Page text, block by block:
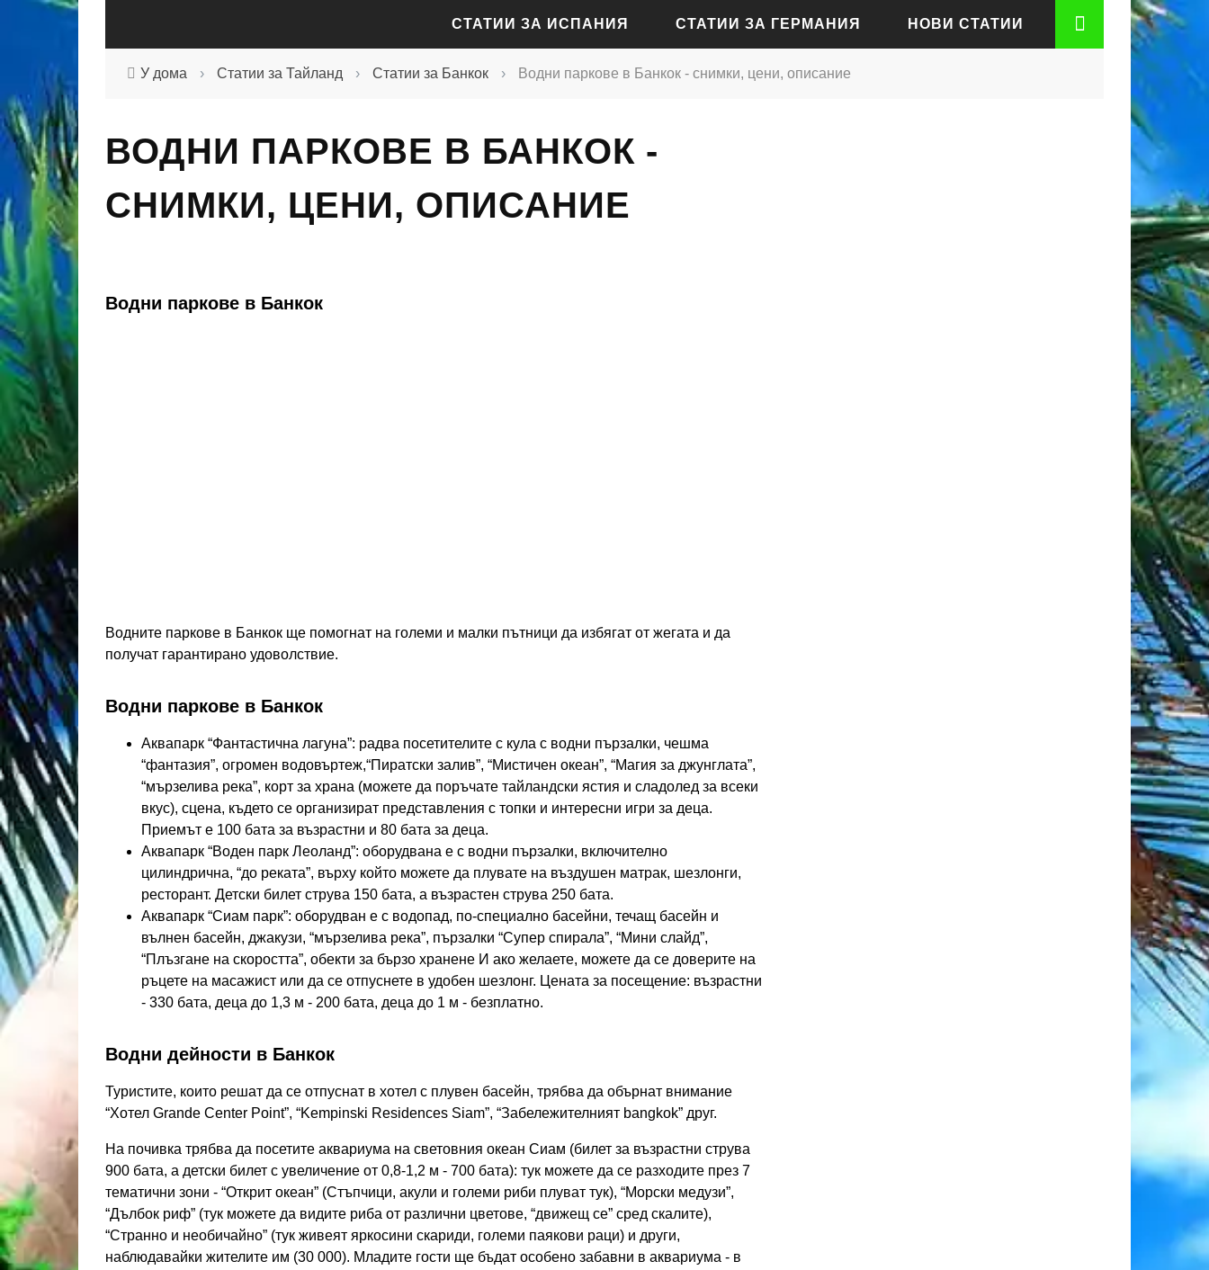
СТАТИИ ЗА ИСПАНИЯ
СТАТИИ ЗА БАРСЕЛОНА
СТАТИИ ЗА СЕВИЛЯ
СТАТИИ ЗА ГЕРМАНИЯ НОВИ СТАТИИ
У дома › Статии за Тайланд › Статии за Банкок › Водни паркове в Банкок - снимки, цени, описание
ВОДНИ ПАРКОВЕ В БАНКОК -
СНИМКИ, ЦЕНИ, ОПИСАНИЕ
Водни паркове в Банкок
Водните паркове в Банкок ще помогнат на големи и малки пътници да избягат от жегата и да
получат гарантирано удоволствие.
Водни паркове в Банкок
Аквапарк “Фантастична лагуна”: радва посетителите с кула с водни пързалки, чешма
“фантазия”, огромен водовъртеж,“Пиратски залив”, “Мистичен океан”, “Магия за джунглата”,
“мързелива река”, корт за храна (можете да поръчате тайландски ястия и сладолед за всеки
вкус), сцена, където се организират представления с топки и интересни игри за деца.
Приемът е 100 бата за възрастни и 80 бата за деца.
Аквапарк “Воден парк Леоланд”: оборудвана е с водни пързалки, включително
цилиндрична, “до реката”, върху който можете да плувате на въздушен матрак, шезлонги,
ресторант. Детски билет струва 150 бата, а възрастен струва 250 бата.
Аквапарк “Сиам парк”: оборудван е с водопад, по-специално басейни, течащ басейн и
вълнен басейн, джакузи, “мързелива река”, пързалки “Супер спирала”, “Мини слайд”,
“Плъзгане на скоростта”, обекти за бързо хранене И ако желаете, можете да се доверите на
ръцете на масажист или да се отпуснете в удобен шезлонг. Цената за посещение: възрастни
- 330 бата, деца до 1,3 м - 200 бата, деца до 1 м - безплатно.
Водни дейности в Банкок
Туристите, които решат да се отпуснат в хотел с плувен басейн, трябва да обърнат внимание
“Хотел Grande Center Point”, “Kempinski Residences Siam”, “Забележителният bangkok” друг.
На почивка трябва да посетите аквариума на световния океан Сиам (билет за възрастни струва
900 бата, а детски билет с увеличение от 0,8-1,2 м - 700 бата): тук можете да се разходите през 7
тематични зони - “Открит океан” (Стъпчици, акули и големи риби плуват тук), “Морски медузи”,
“Дълбок риф” (тук можете да видите риба от различни цветове, “движещ се” сред скалите),
“Странно и необичайно” (тук живеят яркосини скариди, големи паякови раци) и други,
наблюдавайки жителите им (30 000). Младите гости ще бъдат особено забавни в аквариума - в